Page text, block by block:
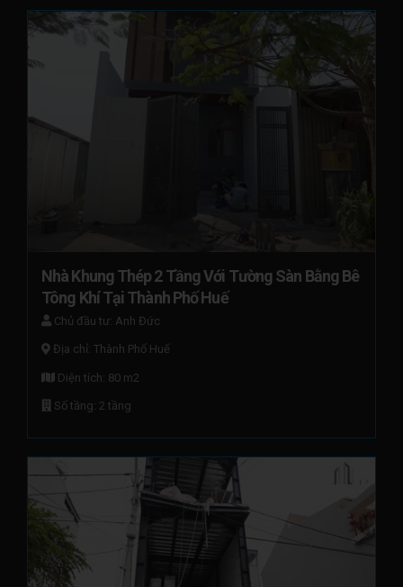
Nhà Khung Thép 2 Tầng Với Tường Sàn Bằng Bê
Tông Khí Tại Thành Phố Huế
Chủ đầu tư: Anh Đức
Địa chỉ: Thành Phố Huế
Diện tích: 80 m2
Số tầng: 2 tầng